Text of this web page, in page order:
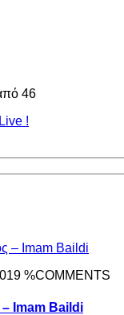
46
%COMMENTS
Imam Baildi